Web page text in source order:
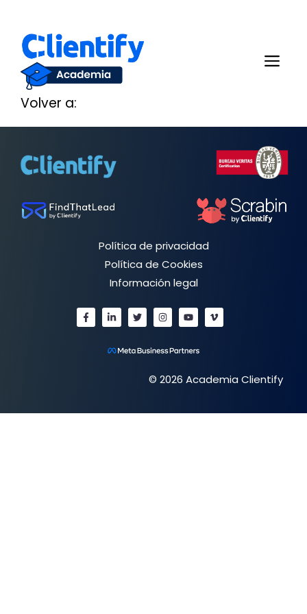
contenido
Volver a:
Política de privacidad
Política de Cookies
Información legal
© 2026 Academia Clientify